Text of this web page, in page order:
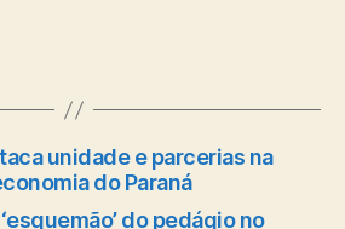
unidade e parcerias na
do Paraná
do pedágio no